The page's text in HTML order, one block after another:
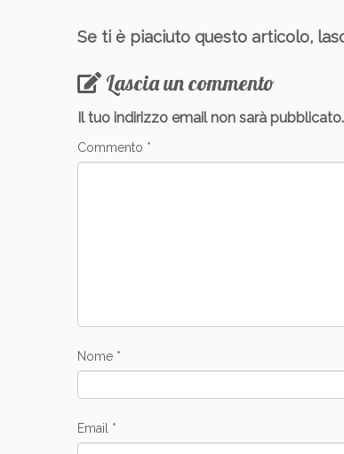
Se ti è piaciuto questo articolo,
Lascia un commento
Il tuo indirizzo email non sarà pubblicato.
Commento *
Nome *
Email *